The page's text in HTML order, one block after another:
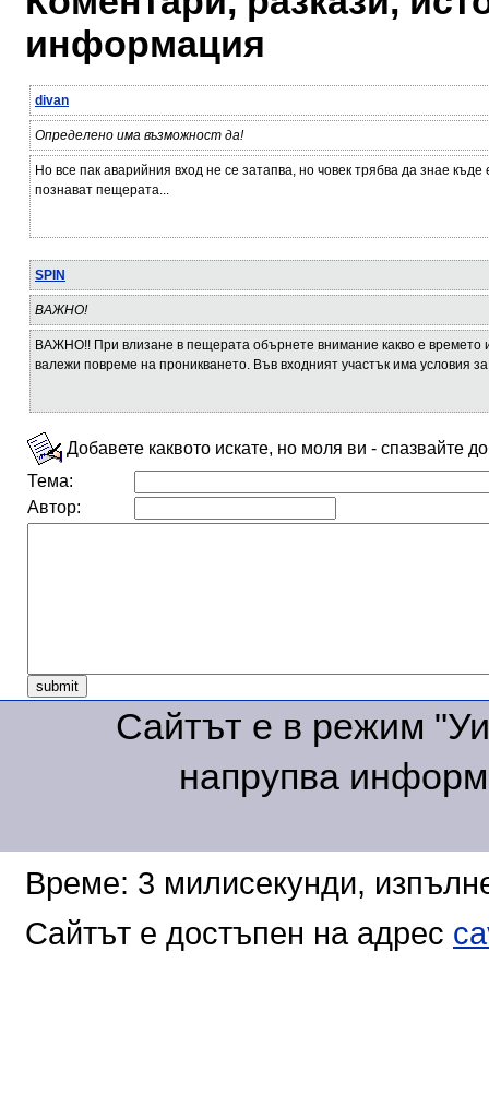
информация
divan
Определено има възможност да!
Но все пак аварийния вход не се затапва, но човек трябва да знае къде
познават пещерата...
SPIN
ВАЖНО!
ВАЖНО!! При влизане в пещерата обърнете внимание какво е времето
валежи повреме на проникването. Във входният участък има условия
Добавете каквото искате, но моля ви - спазвайте
Тема:
Автор:
Сайтът е в режим
напрупва
Време: 3 милисекунди,
Сайтът е достъпен на адрес